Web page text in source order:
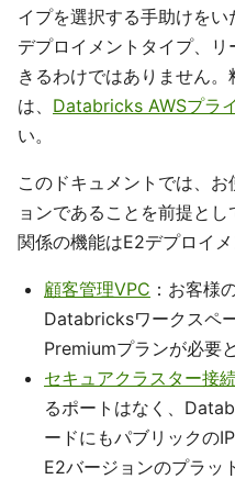
イプを選択する手助けをい
デプロイメントタイプ、
きるわけではありません
は、 Databricks AWSプラ
い。
このドキュメントでは、
ョンであることを前提と
関係の機能はE2デプロイ
顧客管理VPC ：お客様
Databricksワークスペ
Premiumプランが必要
セキュアクラスター接
るポートはなく、
ードにもパブリックの
E2バージョンのプラッ